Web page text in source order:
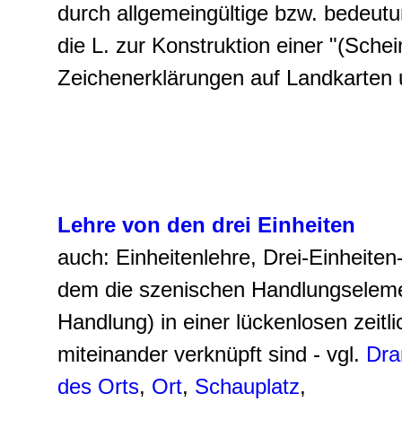
durch allgemeingültige bzw.
die L. zur Konstruktion einer
Zeichenerklärungen auf Landkarten
Lehre von den drei Einheiten
auch: Einheitenlehre, Drei-
dem die szenischen
Handlung) in einer lückenlosen
miteinander verknüpft sind - vgl.
des Orts, Ort, Schauplatz,